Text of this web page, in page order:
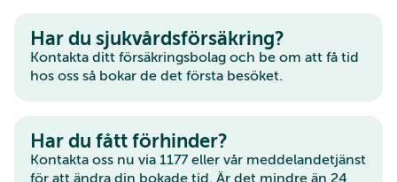
Har du sjukvårdsförsäkring?
Kontakta ditt försäkringsbolag och be om att få tid
hos oss så bokar de det första besöket.
Har du fått förhinder?
Kontakta oss nu via 1177 eller vår meddelandetjänst
för att ändra din bokade tid. Är det mindre än 24